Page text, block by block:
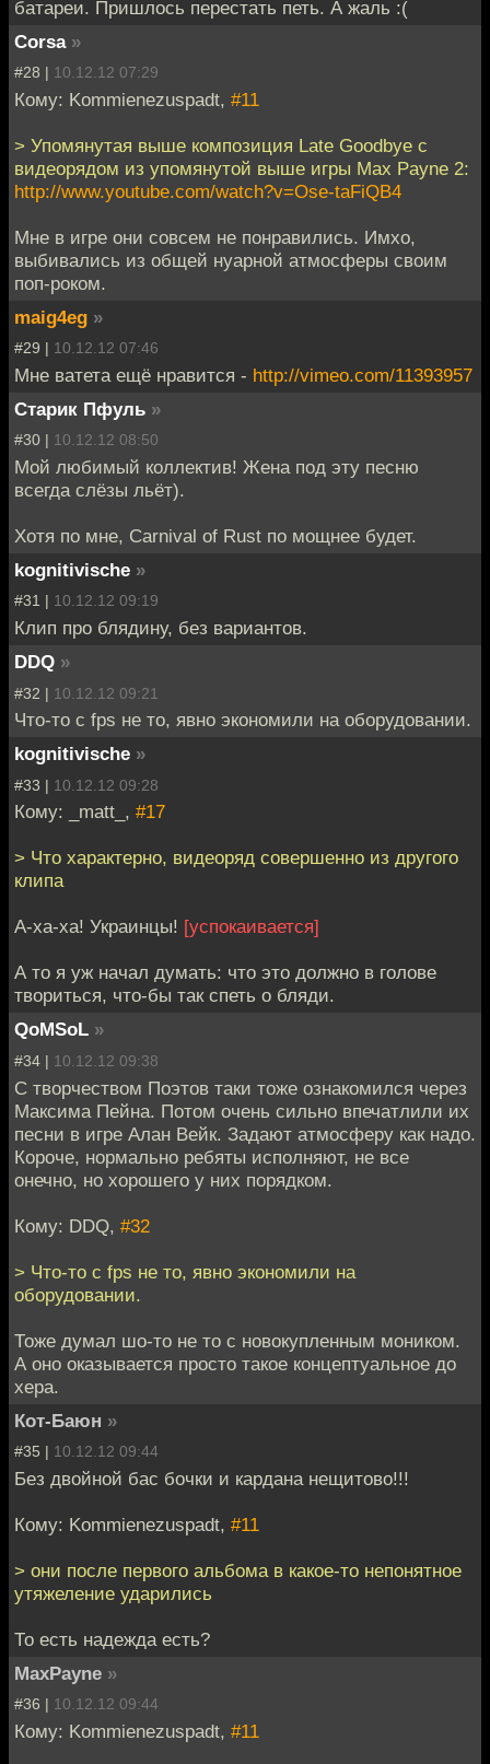
батареи. Пришлось перестать петь. А жаль :(
Corsa »
#28 | 10.12.12 07:29
Кому: Kommienezuspadt, #11
> Упомянутая выше композиция Late Goodbye с
видеорядом из упомянутой выше игры Max Payne 2:
http://www.youtube.com/watch?v=Ose-taFiQB4
Мне в игре они совсем не понравились. Имхо,
выбивались из общей нуарной атмосферы своим
поп-роком.
maig4eg »
#29 | 10.12.12 07:46
Мне ватета ещё нравится - http://vimeo.com/11393957
Старик Пфуль »
#30 | 10.12.12 08:50
Мой любимый коллектив! Жена под эту песню
всегда слёзы льёт).
Хотя по мне, Carnival of Rust по мощнее будет.
kognitivische »
#31 | 10.12.12 09:19
Клип про блядину, без вариантов.
DDQ »
#32 | 10.12.12 09:21
Что-то с fps не то, явно экономили на оборудовании.
kognitivische »
#33 | 10.12.12 09:28
Кому: _matt_, #17
> Что характерно, видеоряд совершенно из другого
клипа
А-ха-ха! Украинцы! [успокаивается]
А то я уж начал думать: что это должно в голове
твориться, что-бы так спеть о бляди.
QoMSoL »
#34 | 10.12.12 09:38
С творчеством Поэтов таки тоже ознакомился через
Максима Пейна. Потом очень сильно впечатлили их
песни в игре Алан Вейк. Задают атмосферу как надо.
Короче, нормально ребяты исполняют, не все
онечно, но хорошего у них порядком.
Кому: DDQ, #32
> Что-то с fps не то, явно экономили на
оборудовании.
Тоже думал шо-то не то с новокупленным моником.
А оно оказывается просто такое концептуальное до
хера.
Кот-Баюн »
#35 | 10.12.12 09:44
Без двойной бас бочки и кардана нещитово!!!
Кому: Kommienezuspadt, #11
> они после первого альбома в какое-то непонятное
утяжеление ударились
То есть надежда есть?
MaxPayne »
#36 | 10.12.12 09:44
Кому: Kommienezuspadt, #11